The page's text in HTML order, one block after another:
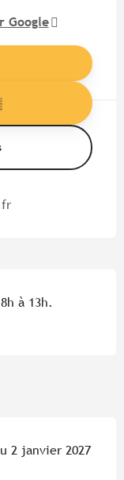
Google
à 13h.
2 janvier 2027